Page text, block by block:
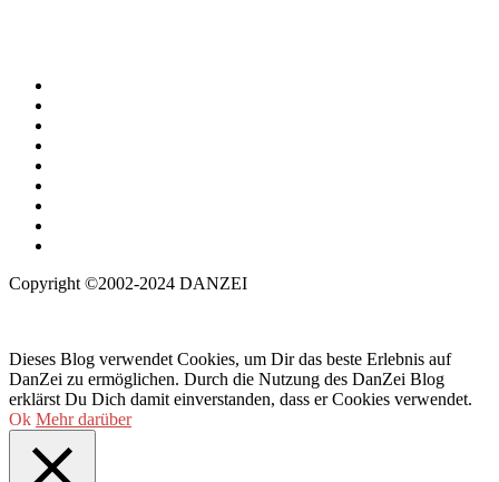
Copyright ©2002-2024 DANZEI
Dieses Blog verwendet Cookies, um Dir das beste Erlebnis auf
DanZei zu ermöglichen. Durch die Nutzung des DanZei Blog
erklärst Du Dich damit einverstanden, dass er Cookies verwendet.
Ok Mehr darüber